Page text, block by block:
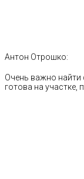
Антон Отрошко:
Очень важно найти
готова на участке,